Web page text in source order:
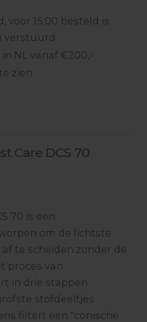
voor 15:00 besteld is
verstuurd.
NL vanaf €200,-
zien.
Care DCS 70
70 is een
om de lichtste
te scheiden zonder de
proces van
in drie stappen.
stofdeeltjes
filtert een "conische